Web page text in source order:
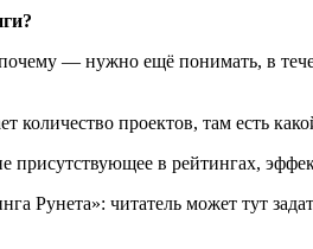
— нужно ещё понимать, в
количество проектов, там есть
присутствующее в рейтингах,
Рунета»: читатель может тут